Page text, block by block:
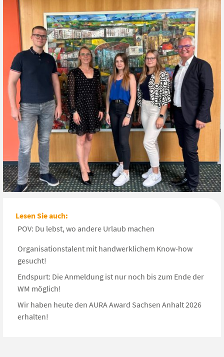
Lesen Sie auch:
POV: Du lebst, wo andere Urlaub machen
Organisationstalent mit handwerklichem Know-how
gesucht!
Endspurt: Die Anmeldung ist nur noch bis zum Ende der
WM möglich!
Wir haben heute den AURA Award Sachsen Anhalt 2026
erhalten!